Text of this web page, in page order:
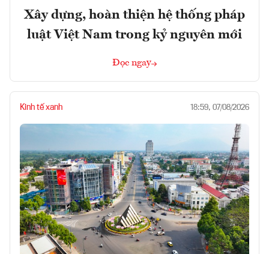
Xây dựng, hoàn thiện hệ thống pháp
luật Việt Nam trong kỷ nguyên mới
Đọc ngay
Kinh tế xanh 18:59, 07/08/2026